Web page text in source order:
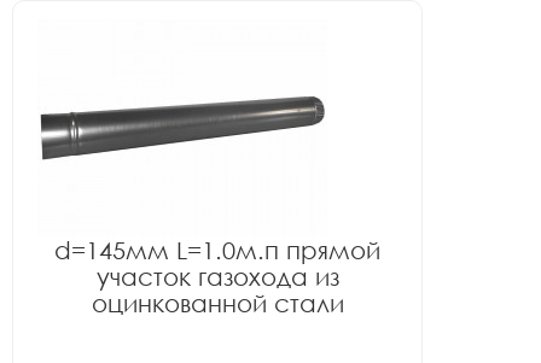
d=145мм L=1.0м.п прямой
участок газохода из
оцинкованной стали